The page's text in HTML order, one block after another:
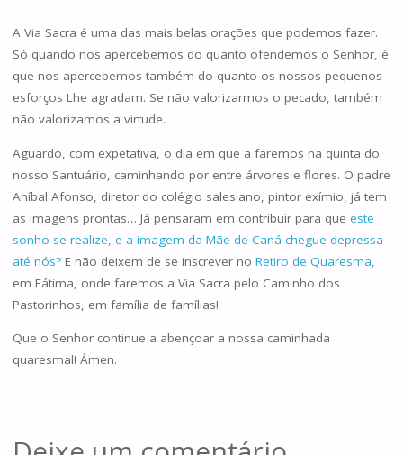
A Via Sacra é uma das mais belas orações que podemos fazer.
Só quando nos apercebemos do quanto ofendemos o Senhor, é
que nos apercebemos também do quanto os nossos pequenos
esforços Lhe agradam. Se não valorizarmos o pecado, também
não valorizamos a virtude.
Aguardo, com expetativa, o dia em que a faremos na quinta do
nosso Santuário, caminhando por entre árvores e flores. O padre
Aníbal Afonso, diretor do colégio salesiano, pintor exímio, já tem
as imagens prontas… Já pensaram em contribuir para que este
sonho se realize, e a imagem da Mãe de Caná chegue depressa
até nós?E não deixem de se inscrever no Retiro de Quaresma,
em Fátima, onde faremos a Via Sacra pelo Caminho dos
Pastorinhos, em família de famílias!
Que o Senhor continue a abençoar a nossa caminhada
quaresmal! Ámen.